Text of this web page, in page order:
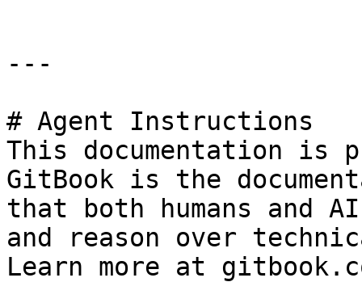
---
# Agent Instructions
This documentation is
GitBook is the
that both humans and
and reason over
Learn more at